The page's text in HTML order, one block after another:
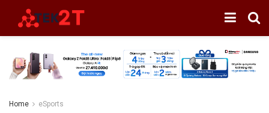
Home eSports